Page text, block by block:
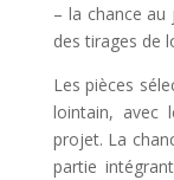
– la chance
des tirages de
Les pièces
lointain, avec
projet. La
partie